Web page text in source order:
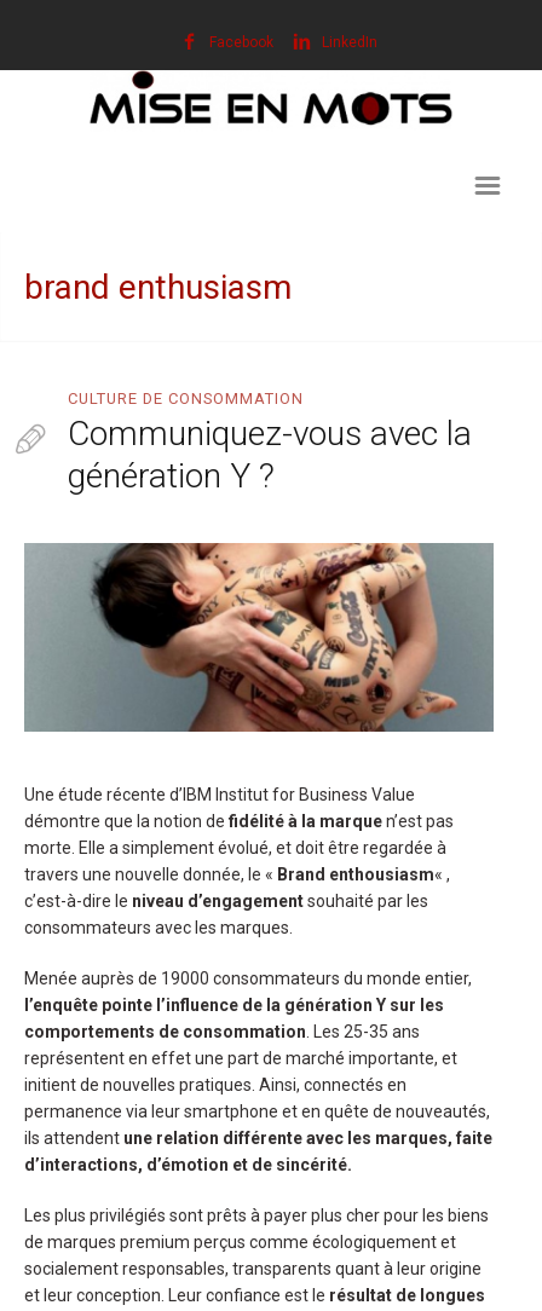
Facebook LinkedIn
brand enthusiasm
CULTURE DE CONSOMMATION
Communiquez-vous avec la
génération Y ?
Une étude récente d’IBM Institut for Business Value
démontre que la notion de fidélité à la marquen’est pas
morte. Elle a simplement évolué, et doit être regardée à
travers une nouvelle donnée, le « Brand enthousiasm« ,
c’est-à-dire le niveau d’engagementsouhaité par les
consommateurs avec les marques.
Menée auprès de 19000 consommateurs du monde entier,
l’enquête pointe l’influence de la génération Y sur les
comportements de consommation . Les 25-35 ans
représentent en effet une part de marché importante, et
initient de nouvelles pratiques. Ainsi, connectés en
permanence via leur smartphone et en quête de nouveautés,
ils attendent une relation différente avec les marques, faite
d’interactions, d’émotion et de sincérité.
Les plus privilégiés sont prêts à payer plus cher pour les biens
de marques premium perçus comme écologiquement et
socialement responsables, transparents quant à leur origine
et leur conception. Leur confiance est le résultat de longues